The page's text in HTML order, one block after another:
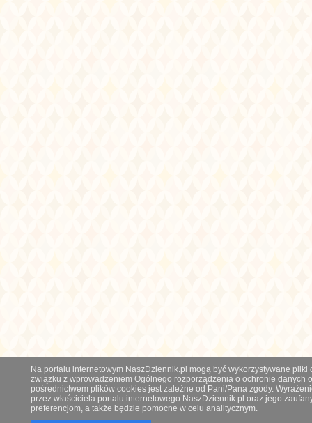
Na portalu internetowym NaszDziennik.pl mogą być wykorzystywane
związku z wprowadzeniem Ogólnego rozporządzenia o ochronie danych
pośrednictwem plików cookies jest zależne od Pani/Pana zgody.
przez właściciela portalu internetowego NaszDziennik.pl oraz jego
preferencjom, a także będzie pomocne w celu analitycznym.